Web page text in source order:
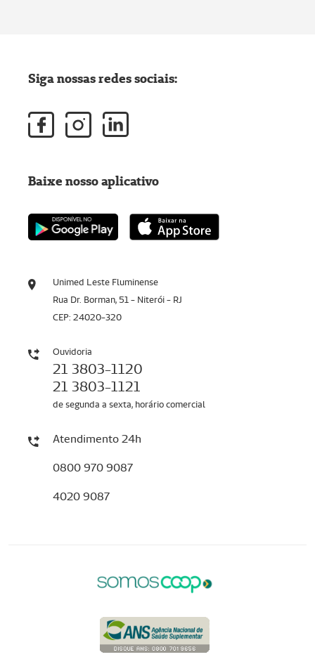
Unimed Leste Fluminense
Rua Dr. Borman, 51 - Niterói - RJ
CEP: 24020-320
Ouvidoria
21 3803-1120
21 3803-1121
de segunda a sexta, horário comercial
Atendimento 24h
0800 970 9087
4020 9087
Siga nossas redes sociais:
Baixe nosso aplicativo